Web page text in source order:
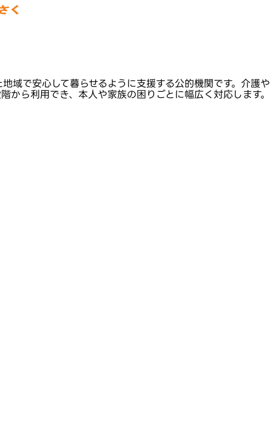
域で安心して暮らせるように支援する公的機関です。介
から利用でき、本人や家族の困りごとに幅広く対応します。